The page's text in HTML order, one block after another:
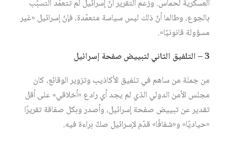
العسكرية لحماس. وزعم التقرير أنّ إسرائيل لم تتعمّد التسبّب
بالجوع، وطالما أنّ ذلك ليس سياسة متعمّدة، فإنّ إسرائيل «غير
مسؤولة قانونيًا».
3 – التلفيق الثاني لتبييض صفحة إسرائيل
من جملة من ساهم في تلفيق الأكاذيب وتزوير الوقائع، كان
مجلس الأمن الدولي الذي لم يجد أي رادع «أخلاقي» على أقل
تقدير عن تبييض صفحة إسرائيل، وأصدر وبكل صفاقة تقريرًا
«حياديًا» و«شفافًا» قدّم لإسرائيل صكّ براءة فيه.